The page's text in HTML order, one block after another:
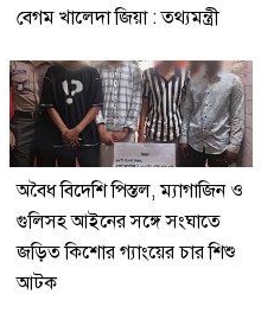
বেগম খালেদা জিয়া : তথ্যমন্ত্রী
অবৈধ বিদেশি পিস্তল, ম্যাগাজিন ও
গুলিসহ আইনের সঙ্গে সংঘাতে
জড়িত কিশোর গ্যাংয়ের চার শিশু
আটক